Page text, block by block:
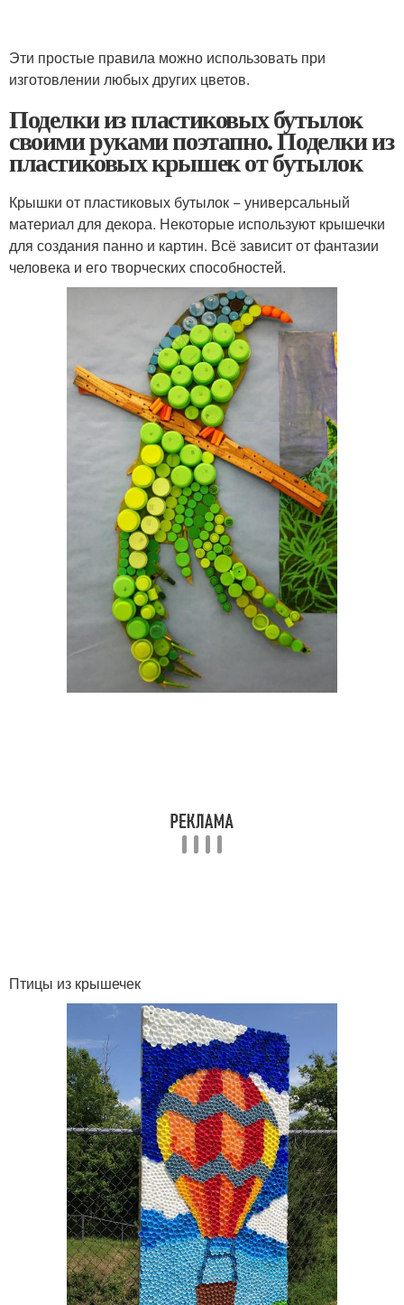
Эти простые правила можно использовать при
изготовлении любых других цветов.
Поделки из пластиковых бутылок
своими руками поэтапно. Поделки из
пластиковых крышек от бутылок
Крышки от пластиковых бутылок − универсальный
материал для декора. Некоторые используют крышечки
для создания панно и картин. Всё зависит от фантазии
человека и его творческих способностей.
Птицы из крышечек